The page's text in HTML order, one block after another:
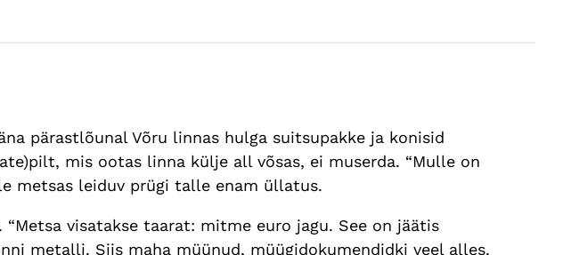
pärastlõunal Võru linnas hulga suitsupakke ja konisid
mis ootas linna külje all võsas, ei muserda. “Mulle on
metsas leiduv prügi talle enam üllatus.
visatakse taarat: mitme euro jagu. See on jäätis
metalli. Siis maha müünud, müügidokumendidki veel alles.